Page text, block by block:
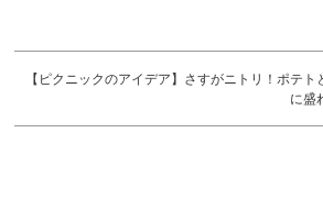
【ピクニックのアイデア】さすがニトリ！ポテ
に盛